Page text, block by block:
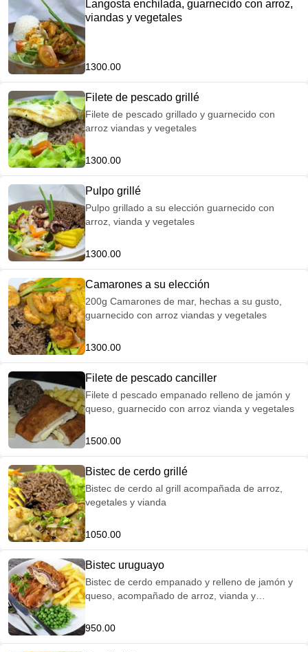
Langosta enchilada, guarnecido con arroz,
viandas y vegetales
1300.00
Filete de pescado grillé
Filete de pescado grillado y guarnecido con
arroz viandas y vegetales
1300.00
Pulpo grillé
Pulpo grillado a su elección guarnecido con
arroz, vianda y vegetales
1300.00
Camarones a su elección
200g Camarones de mar, hechas a su gusto,
guarnecido con arroz viandas y vegetales
1300.00
Filete de pescado canciller
Filete d pescado empanado relleno de jamón y
queso, guarnecido con arroz vianda y vegetales
1500.00
Bistec de cerdo grillé
Bistec de cerdo al grill acompañada de arroz,
vegetales y vianda
1050.00
Bistec uruguayo
Bistec de cerdo empanado y relleno de jamón y
queso, acompañado de arroz, vianda y
950.00